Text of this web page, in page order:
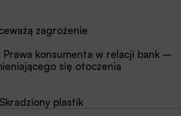
zagrożenie
Prawa konsumenta w relacji bank –
się otoczenia
plastik